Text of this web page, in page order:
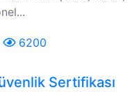
6200
Sertifikası